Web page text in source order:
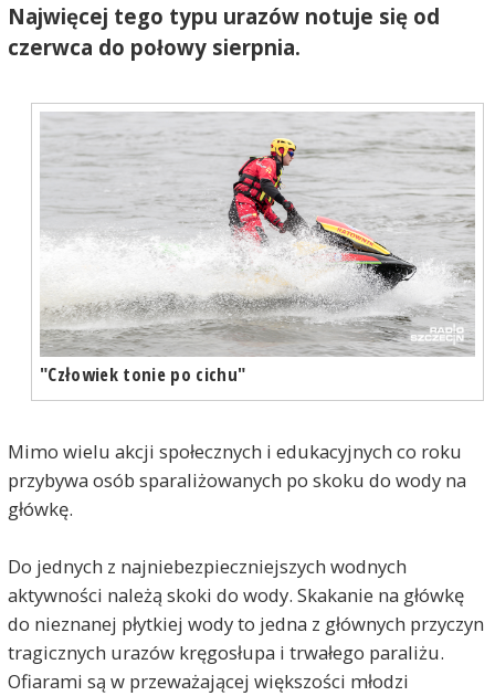
Najwięcej tego typu urazów notuje się od
czerwca do połowy sierpnia.
"Człowiek tonie po cichu"
Mimo wielu akcji społecznych i edukacyjnych co roku
przybywa osób sparaliżowanych po skoku do wody na
główkę.
Do jednych z najniebezpieczniejszych wodnych
aktywności należą skoki do wody. Skakanie na główkę
do nieznanej płytkiej wody to jedna z głównych przyczyn
tragicznych urazów kręgosłupa i trwałego paraliżu.
Ofiarami są w przeważającej większości młodzi